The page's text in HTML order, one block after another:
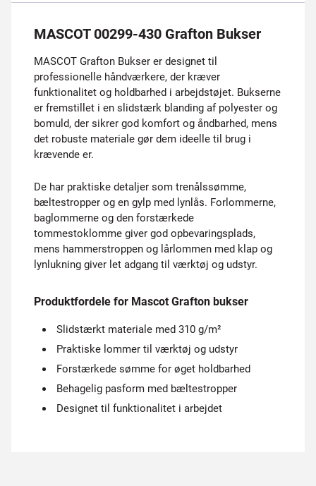
MASCOT 00299-430 Grafton Bukser
MASCOT Grafton Bukser er designet til
professionelle håndværkere, der kræver
funktionalitet og holdbarhed i arbejdstøjet. Bukserne
er fremstillet i en slidstærk blanding af polyester og
bomuld, der sikrer god komfort og åndbarhed, mens
det robuste materiale gør dem ideelle til brug i
krævende er.
De har praktiske detaljer som trenålssømme,
bæltestropper og en gylp med lynlås. Forlommerne,
baglommerne og den forstærkede
tommestoklomme giver god opbevaringsplads,
mens hammerstroppen og lårlommen med klap og
lynlukning giver let adgang til værktøj og udstyr.
Produktfordele for Mascot Grafton bukser
Slidstærkt materiale med 310 g/m²
Praktiske lommer til værktøj og udstyr
Forstærkede sømme for øget holdbarhed
Behagelig pasform med bæltestropper
Designet til funktionalitet i arbejdet